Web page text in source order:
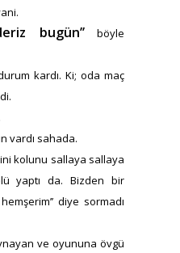
bugün’’böyle
kardı. Ki; oda maç
vardı sahada.
kolunu sallaya sallaya
yaptı da. Bizden bir
diye sormadı
ve oyununa övgü